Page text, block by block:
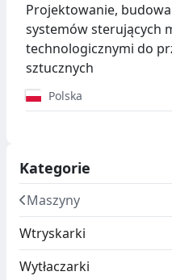
Projektowanie,
systemów sterujących
technologicznymi do
sztucznych
Polska
Kategorie
Maszyny
Wtryskarki
Wytłaczarki